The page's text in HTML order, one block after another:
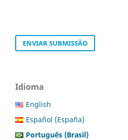
ENVIAR SUBMISSÃO
Idioma
English
Español (España)
Português (Brasil)